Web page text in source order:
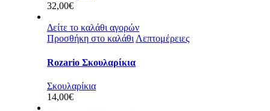
32,00€
Δείτε το καλάθι αγορών
Προσθήκη στο καλάθι Λεπτομέρειες
Rozario Σκουλαρίκια
Σκουλαρίκια
14,00€